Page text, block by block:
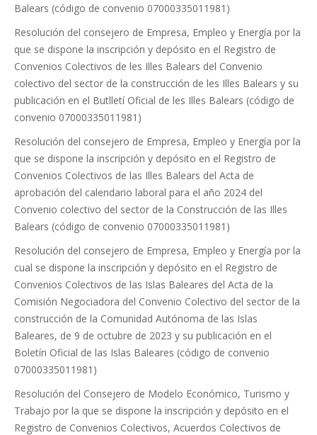
Balears (código de convenio 07000335011981)
Resolución del consejero de Empresa, Empleo y Energía por la
que se dispone la inscripción y depósito en el Registro de
Convenios Colectivos de les Illes Balears del Convenio
colectivo del sector de la construcción de les Illes Balears y su
publicación en el Butlletí Oficial de les Illes Balears (código de
convenio 07000335011981)
Resolución del consejero de Empresa, Empleo y Energía por la
que se dispone la inscripción y depósito en el Registro de
Convenios Colectivos de las Illes Balears del Acta de
aprobación del calendario laboral para el año 2024 del
Convenio colectivo del sector de la Construcción de las Illes
Balears (código de convenio 07000335011981)
Resolución del consejero de Empresa, Empleo y Energía por la
cual se dispone la inscripción y depósito en el Registro de
Convenios Colectivos de las Islas Baleares del Acta de la
Comisión Negociadora del Convenio Colectivo del sector de la
construcción de la Comunidad Autónoma de las Islas
Baleares, de 9 de octubre de 2023 y su publicación en el
Boletín Oficial de las Islas Baleares (código de convenio
07000335011981)
Resolución del Consejero de Modelo Económico, Turismo y
Trabajo por la que se dispone la inscripción y depósito en el
Registro de Convenios Colectivos, Acuerdos Colectivos de